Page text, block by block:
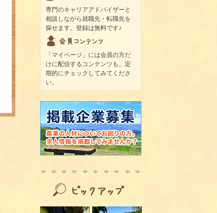
専門のキャリアアドバイザーと
相談しながら就職先・転職先を
探せます。登録は無料です♪
「マイページ」には会員の方だ
けに配信するコンテンツも。定
期的にチェックしてみてくださ
い。